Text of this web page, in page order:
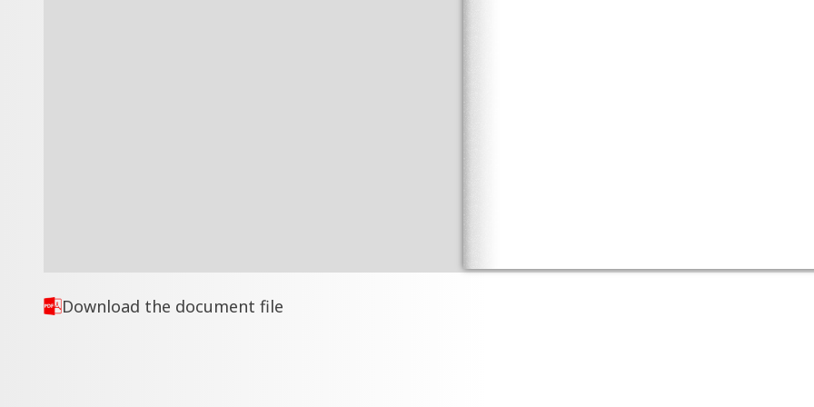
Download the document file